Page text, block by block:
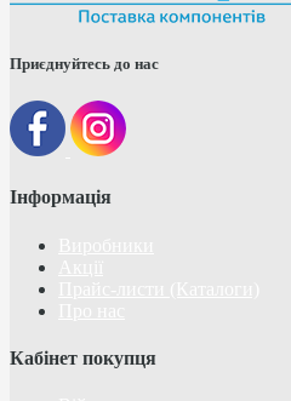
Приєднуйтесь до нас
Інформація
Кабінет покупця